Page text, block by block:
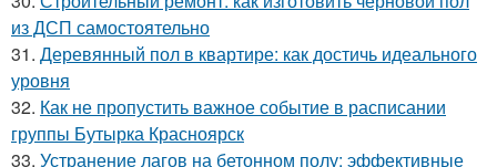
из ДСП самостоятельно
31. Деревянный пол в квартире: как достичь идеального
уровня
32. Как не пропустить важное событие в расписании
группы Бутырка Красноярск
33. Устранение лагов на бетонном полу: эффективные